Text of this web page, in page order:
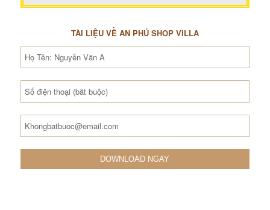
TÀI LIỆU VỀ AN PHÚ SHOP VILLA